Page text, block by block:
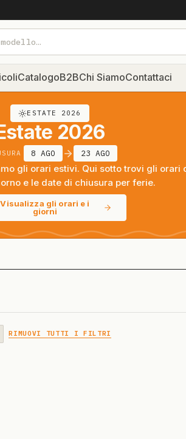
CatalogoB2BChi SiamoContattaci
ESTATE 2026
2026
8 AGO 23 AGO
gli orari estivi. Qui sotto trovi gli orari
e le date di chiusura per ferie.
Visualizza gli orari e i
giorni
RIMUOVI TUTTI I FILTRI